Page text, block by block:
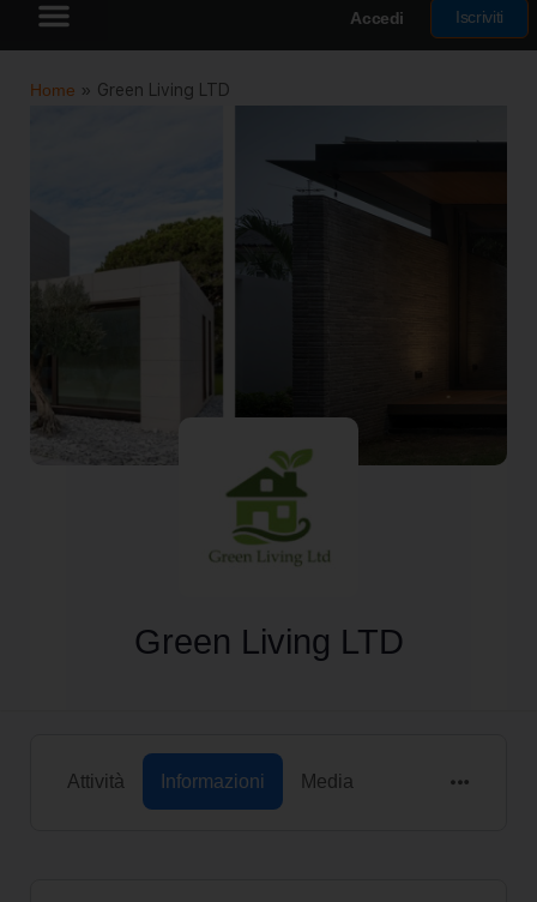
Accedi Iscriviti
Home » Green Living LTD
Green Living LTD
Attività Informazioni Media